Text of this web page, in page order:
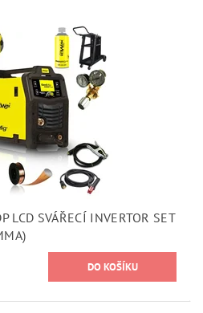
LCD SVÁŘECÍ INVERTOR SET